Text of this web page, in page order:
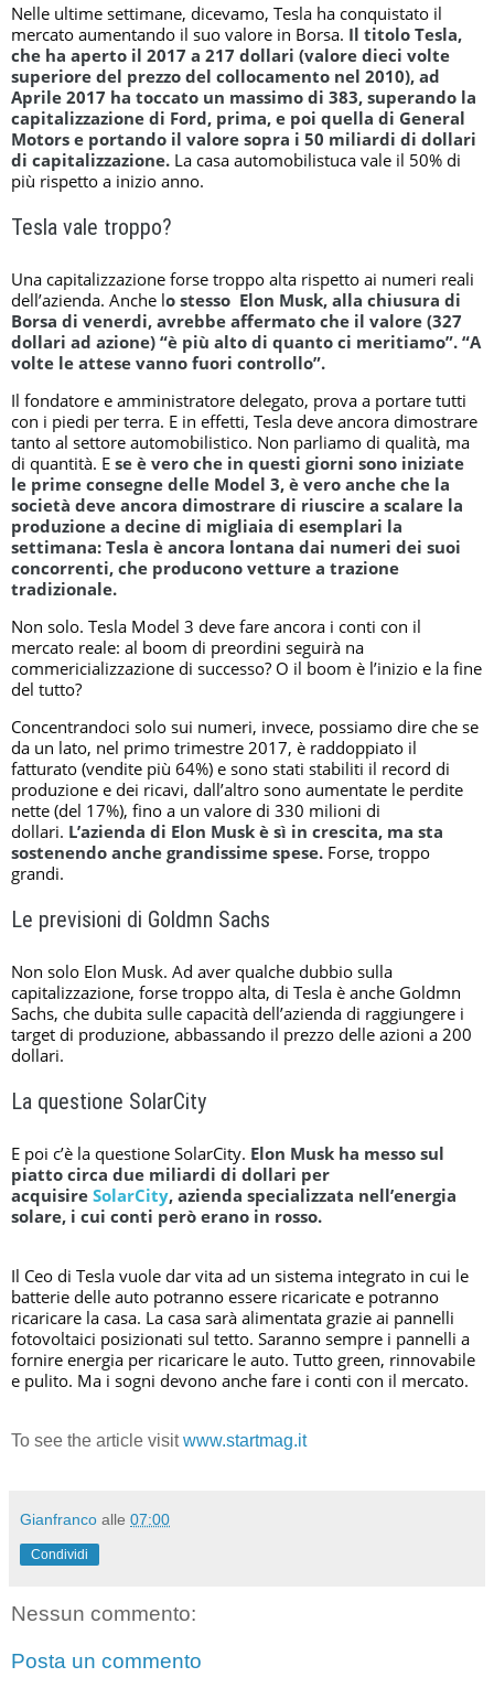
Nelle ultime settimane, dicevamo, Tesla ha conquistato il
mercato aumentando il suo valore in Borsa. Il titolo Tesla,
che ha aperto il 2017 a 217 dollari (valore dieci volte
superiore del prezzo del collocamento nel 2010), ad
Aprile 2017 ha toccato un massimo di 383, superando la
capitalizzazione di Ford, prima, e poi quella di General
Motors e portando il valore sopra i 50 miliardi di dollari
di capitalizzazione. La casa automobilistuca vale il 50% di
più rispetto a inizio anno.
Tesla vale troppo?
Una capitalizzazione forse troppo alta rispetto ai numeri reali
dell’azienda. Anche lo stesso Elon Musk, alla chiusura di
Borsa di venerdi, avrebbe affermato che il valore (327
dollari ad azione) “è più alto di quanto ci meritiamo”. “A
volte le attese vanno fuori controllo”.
Il fondatore e amministratore delegato, prova a portare tutti
con i piedi per terra. E in effetti, Tesla deve ancora dimostrare
tanto al settore automobilistico. Non parliamo di qualità, ma
di quantità. E se è vero che in questi giorni sono iniziate
le prime consegne delle Model 3, è vero anche che la
società deve ancora dimostrare di riuscire a scalare la
produzione a decine di migliaia di esemplari la
settimana: Tesla è ancora lontana dai numeri dei suoi
concorrenti, che producono vetture a trazione
tradizionale.
Non solo. Tesla Model 3 deve fare ancora i conti con il
mercato reale: al boom di preordini seguirà na
commericializzazione di successo? O il boom è l’inizio e la fine
del tutto?
Concentrandoci solo sui numeri, invece, possiamo dire che se
da un lato, nel primo trimestre 2017, è raddoppiato il
fatturato (vendite più 64%) e sono stati stabiliti il record di
produzione e dei ricavi, dall’altro sono aumentate le perdite
nette (del 17%), fino a un valore di 330 milioni di
dollari. L’azienda di Elon Musk è sì in crescita, ma sta
sostenendo anche grandissime spese. Forse, troppo
grandi.
Le previsioni di Goldmn Sachs
Non solo Elon Musk. Ad aver qualche dubbio sulla
capitalizzazione, forse troppo alta, di Tesla è anche Goldmn
Sachs, che dubita sulle capacità dell’azienda di raggiungere i
target di produzione, abbassando il prezzo delle azioni a 200
dollari.
La questione SolarCity
E poi c’è la questione SolarCity. Elon Musk ha messo sul
piatto circa due miliardi di dollari per
acquisire SolarCity, azienda specializzata nell’energia
solare, i cui conti però erano in rosso.
Il Ceo di Tesla vuole dar vita ad un sistema integrato in cui le
batterie delle auto potranno essere ricaricate e potranno
ricaricare la casa. La casa sarà alimentata grazie ai pannelli
fotovoltaici posizionati sul tetto. Saranno sempre i pannelli a
fornire energia per ricaricare le auto. Tutto green, rinnovabile
e pulito. Ma i sogni devono anche fare i conti con il mercato.
To see the article visitwww.startmag.it
Gianfranco alle 07:00
Condividi
Nessun commento:
Posta un commento